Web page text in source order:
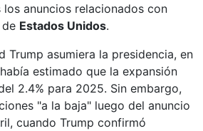
los anuncios relacionados con
Estados Unidos.
Trump asumiera la presidencia, en
estimado que la expansión
2.4% para 2025. Sin embargo,
"a la baja" luego del anuncio
cuando Trump confirmó